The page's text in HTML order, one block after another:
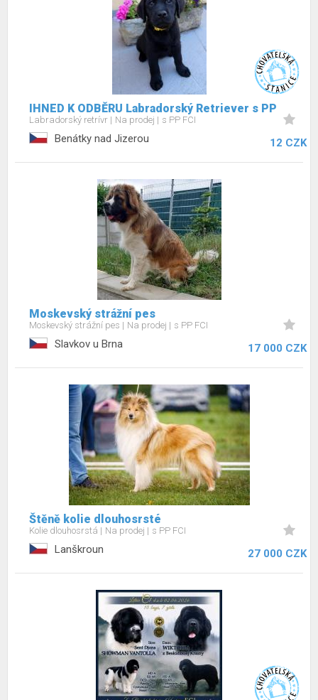
IHNED K ODBĚRU Labradorský Retriever s PP
Labradorský retrívr Na prodej s PP FCI
Benátky nad Jizerou 12 CZK
Moskevský strážní pes
Moskevský strážní pes Na prodej s PP FCI
Slavkov u Brna 17 000 CZK
Štěně kolie dlouhosrsté
Kolie dlouhosrstá Na prodej s PP FCI
Lanškroun 27 000 CZK